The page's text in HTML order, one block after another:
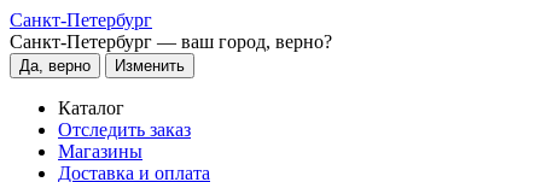
Санкт-Петербург
Санкт-Петербург — ваш город, верно?
Да, верно Изменить
Каталог
Отследить заказ
Магазины
Доставка и оплата